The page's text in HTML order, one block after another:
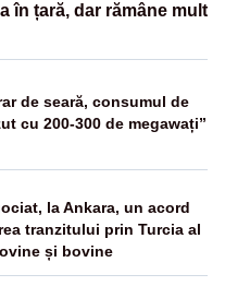
în țară, dar rămâne mult
de seară, consumul de
cu 200-300 de megawați”
la Ankara, un acord
tranzitului prin Turcia al
și bovine